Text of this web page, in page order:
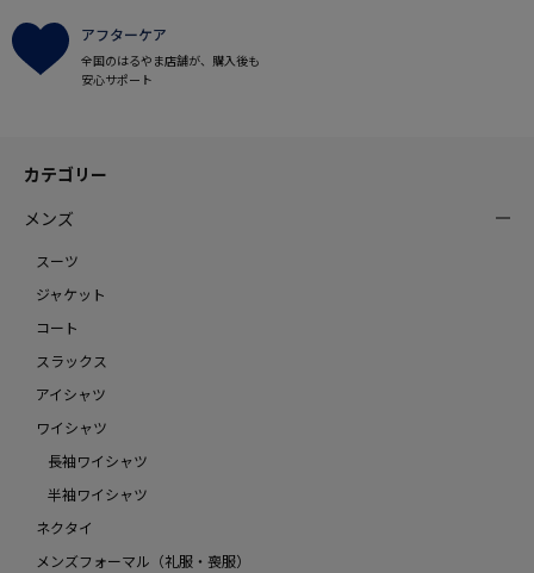
アフターケア
全国のはるやま店舗が、購入後も
安心サポート
カテゴリー
メンズ
スーツ
ジャケット
コート
スラックス
アイシャツ
ワイシャツ
長袖ワイシャツ
半袖ワイシャツ
ネクタイ
メンズフォーマル（礼服・喪服）